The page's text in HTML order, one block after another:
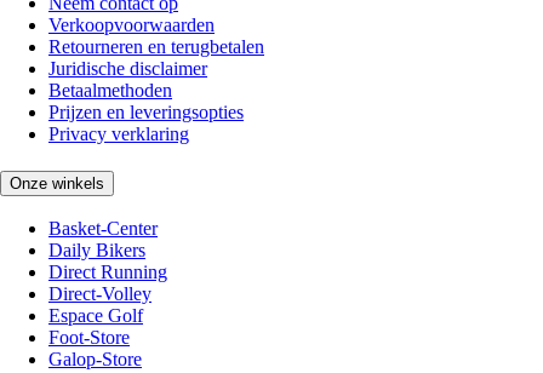
Verkoopvoorwaarden
Retourneren en terugbetalen
Juridische disclaimer
Betaalmethoden
Prijzen en leveringsopties
Privacy verklaring
Onze winkels
Basket-Center
Daily Bikers
Direct Running
Direct-Volley
Espace Golf
Foot-Store
Galop-Store